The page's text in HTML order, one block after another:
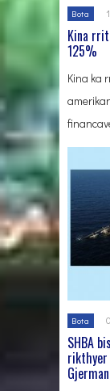
Bota
Kina
125%
Kina ka
Bota
SHBA
rikthyer